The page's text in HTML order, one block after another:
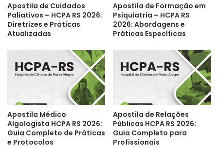
Apostila de Cuidados
Paliativos – HCPA RS 2026:
Diretrizes e Práticas
Atualizadas
Apostila de Formação em
Psiquiatria – HCPA RS
2026: Abordagens e
Práticas Específicas
Apostila Médico
Algologista HCPA RS 2026:
Guia Completo de Práticas
e Protocolos
Apostila de Relações
Públicas HCPA RS 2026:
Guia Completo para
Profissionais